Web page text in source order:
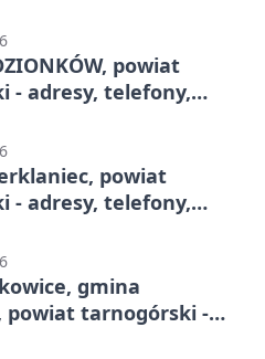
powiat
- adresy, telefony,
powiat
- adresy, telefony,
gmina
powiat tarnogórski -